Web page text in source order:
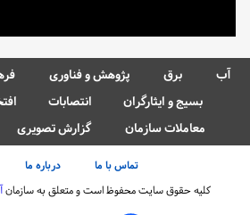
آب برق پژوهش و فناوری
بسیج و ایثارگران
انتصابات
معاملات سازمان
گزارش تصویری
تماس با ما درباره ما
کلیه حقوق سایت محفوظ است و متعلق به سازمانآب